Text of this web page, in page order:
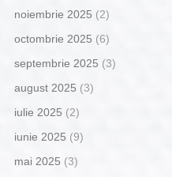
noiembrie 2025 (2)
octombrie 2025 (6)
septembrie 2025 (3)
august 2025 (3)
iulie 2025 (2)
iunie 2025 (9)
mai 2025 (3)